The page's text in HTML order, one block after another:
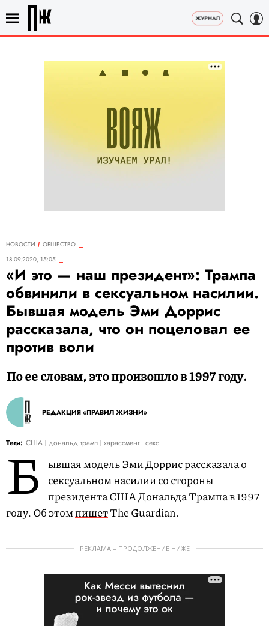
НОВОСТИ
ОБЩЕСТВО
18.09.2020, 15:05
«И это — наш президент»: Трампа
обвинили в сексуальном насилии.
Бывшая модель Эми Доррис
рассказала, что он поцеловал ее
против воли
По ее словам, это произошло в 1997 году.
РЕДАКЦИЯ «ПРАВИЛ ЖИЗНИ»
Теги: США дональд трамп харассмент секс
Б
ывшая модель Эми Доррис рассказала о
сексуальном насилии со стороны
президента США Дональда Трампа в 1997
году. Об этомпишетThe Guardian.
РЕКЛАМА – ПРОДОЛЖЕНИЕ НИЖЕ